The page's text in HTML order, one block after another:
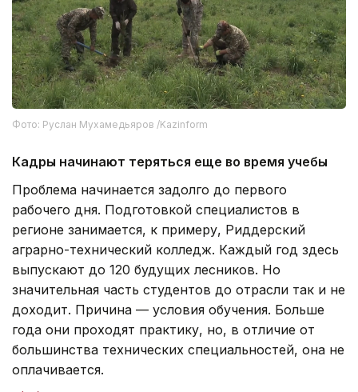
Фото: Руслан Мухамедьяров /Kazinform
Кадры начинают теряться еще во время учебы
Проблема начинается задолго до первого
рабочего дня. Подготовкой специалистов в
регионе занимается, к примеру, Риддерский
аграрно-технический колледж. Каждый год здесь
выпускают до 120 будущих лесников. Но
значительная часть студентов до отрасли так и не
доходит. Причина — условия обучения. Больше
года они проходят практику, но, в отличие от
большинства технических специальностей, она не
оплачивается.